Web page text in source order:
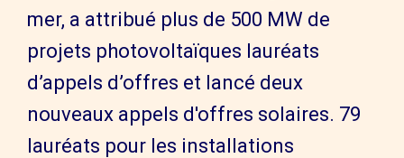
mer, a attribué plus de 500 MW de
projets photovoltaïques lauréats
d’appels d’offres et lancé deux
nouveaux appels d'offres solaires. 79
lauréats pour les installations